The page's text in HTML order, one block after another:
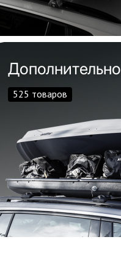
Дополнительно
525 товаров